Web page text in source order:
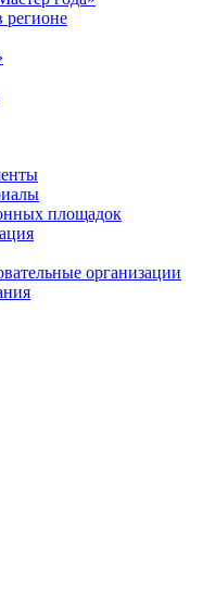
регионе
площадок
организации